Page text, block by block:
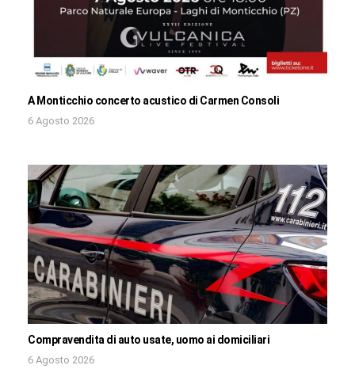
A Monticchio concerto acustico di Carmen Consoli
6 Agosto 2026
Compravendita di auto usate, uomo ai domiciliari
6 Agosto 2026